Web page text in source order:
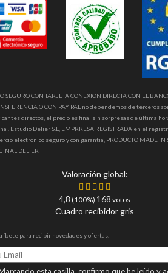
SEGURO CON TARJETA CONEXION DIRECTA CON EL
O CON PAY PAL no dependemos de terceros
directos, el precio es final sin sorpresas de última
. Estudio Delier S.L, EMPRRESA REGISTRADA en el
electronico seguro y con garantia, PRODUCTO MADE IN
DELIER
Valoración global:
4,8 (100%) 168 votos
Cuadro recibidor gris
para recibir novedades y ofertas.